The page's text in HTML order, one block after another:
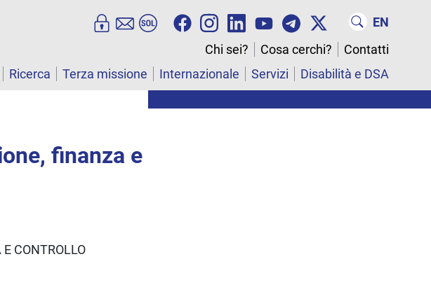
EN
Chi sei?
Cosa cerchi?
Contatti
Ricerca Terza missione Internazionale Servizi Disabilità e DSA
finanza e
CONTROLLO